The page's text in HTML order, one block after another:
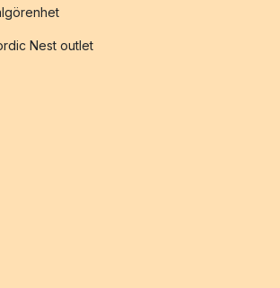
Nest outlet